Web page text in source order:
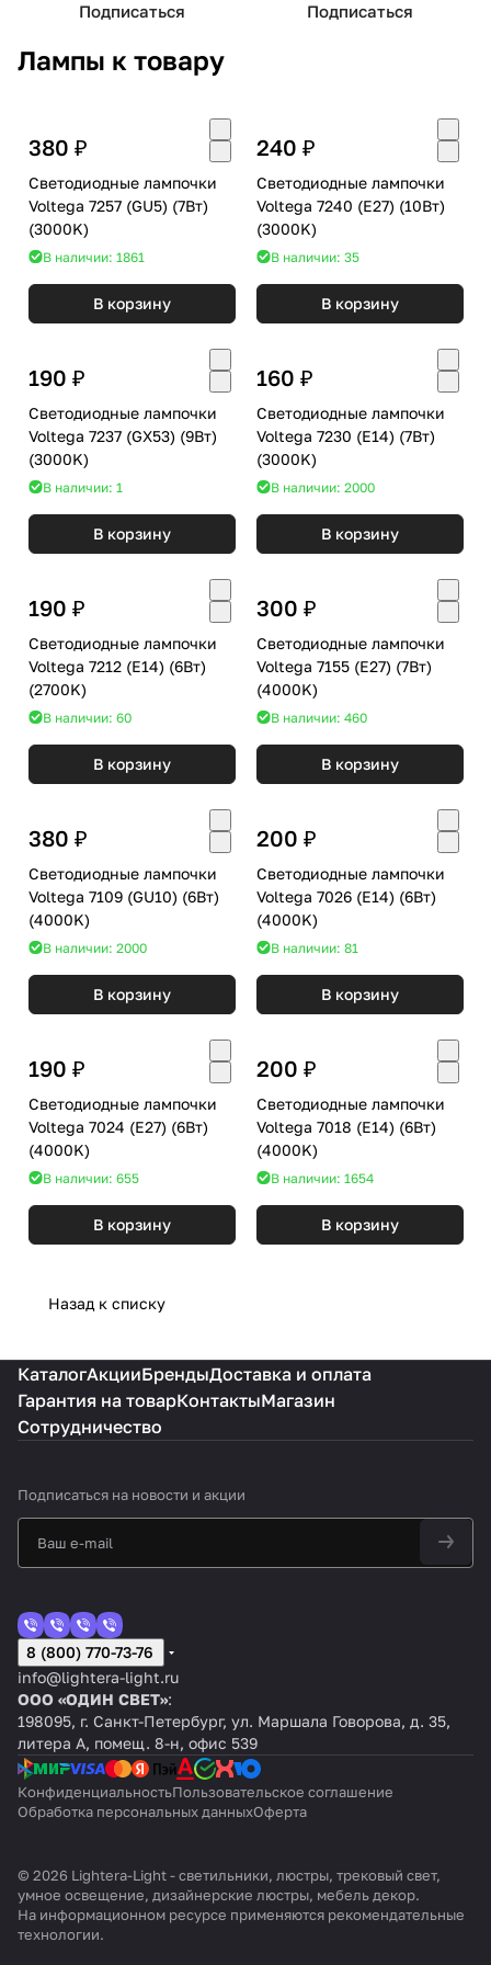
Подписаться Подписаться
Лампы к товару
380 ₽
Светодиодные лампочки
Voltega 7257 (GU5) (7Вт)
(3000K)
В наличии: 1861
В корзину
240 ₽
Светодиодные лампочки
Voltega 7240 (E27) (10Вт)
(3000K)
В наличии: 35
В корзину
190 ₽
Светодиодные лампочки
Voltega 7237 (GX53) (9Вт)
(3000K)
В наличии: 1
В корзину
160 ₽
Светодиодные лампочки
Voltega 7230 (E14) (7Вт)
(3000K)
В наличии: 2000
В корзину
190 ₽
Светодиодные лампочки
Voltega 7212 (E14) (6Вт)
(2700K)
В наличии: 60
В корзину
300 ₽
Светодиодные лампочки
Voltega 7155 (E27) (7Вт)
(4000K)
В наличии: 460
В корзину
380 ₽
Светодиодные лампочки
Voltega 7109 (GU10) (6Вт)
(4000K)
В наличии: 2000
В корзину
200 ₽
Светодиодные лампочки
Voltega 7026 (E14) (6Вт)
(4000K)
В наличии: 81
В корзину
190 ₽
Светодиодные лампочки
Voltega 7024 (E27) (6Вт)
(4000K)
В наличии: 655
В корзину
200 ₽
Светодиодные лампочки
Voltega 7018 (E14) (6Вт)
(4000K)
В наличии: 1654
В корзину
Назад к списку
КаталогАкцииБрендыДоставка и оплата
Гарантия на товарКонтактыМагазин
Сотрудничество
Подписаться на новости и акции
8 (800) 770-73-76
info@lightera-light.ru
ООО «ОДИН СВЕТ»:
198095, г. Санкт-Петербург, ул. Маршала Говорова, д. 35,
литера А, помещ. 8-н, офис 539
КонфиденциальностьПользовательское соглашение
Обработка персональных данныхОферта
© 2026 Lightera-Light - светильники, люстры, трековый свет,
умное освещение, дизайнерские люстры, мебель декор.
На информационном ресурсе применяются рекомендательные
технологии.